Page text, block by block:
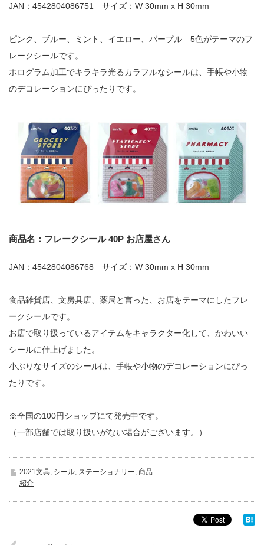
JAN：4542804086751 サイズ：W 30mm x H 30mm
ピンク、ブルー、ミント、イエロー、パープル 5色がテーマのフ
レークシールです。
ホログラム加工でキラキラ光るカラフルなシールは、手帳や小物
のデコレーションにぴったりです。
商品名：フレークシール 40P お店屋さん
JAN：4542804086768 サイズ：W 30mm x H 30mm
食品雑貨店、文房具店、薬局と言った、お店をテーマにしたフレ
ークシールです。
お店で取り扱っているアイテムをキャラクター化して、かわいい
シールに仕上げました。
小ぶりなサイズのシールは、手帳や小物のデコレーションにぴっ
たりです。
※全国の100円ショップにて発売中です。
（一部店舗では取り扱いがない場合がございます。）
2021文具, シール, ステーショナリー, 商品
紹介